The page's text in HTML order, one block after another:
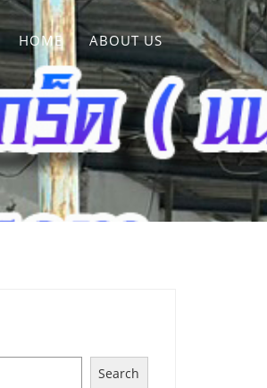
HOME ABOUT US
Search